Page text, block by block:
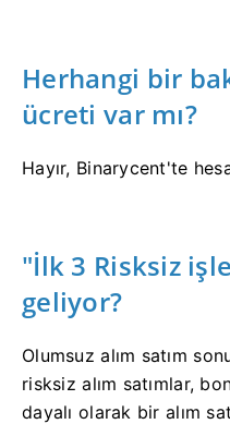
Herhangi bir
ücreti var mı?
Hayır, Binarycent'te
"İlk 3 Risksiz
geliyor?
Olumsuz alım satım
risksiz alım satımlar,
dayalı olarak bir alım